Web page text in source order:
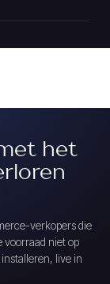
het
verkopers die
voorraad niet op
live in